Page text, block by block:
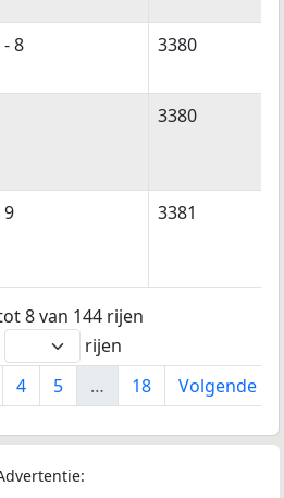
- 8 3380
3380
9 3381
8 van 144 rijen
rijen
4 5 … 18 Volgende